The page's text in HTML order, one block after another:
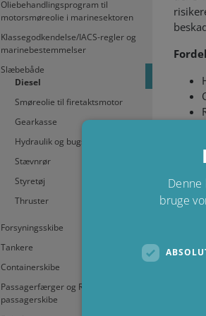
Oliebehandlingsprogram til
motorsmøreolie i marinesektoren
Klassegodkendelse/IACS-regler og
marinebestemmelser
Slæbebåde
Diesel
Smøreolie til firetaktsmotor
Gearkasse
Hydraulik og bugserspil
Stævnrør
Styretøj
Thruster
Forsyningsskibe
Tankere
Containerskibe
Passagerfærger og RO-RO
passagerskibe
Når
Fra
med
bruge